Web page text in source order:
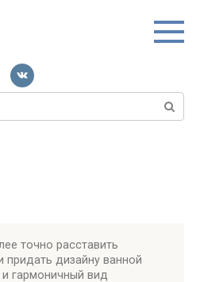
точно расставить
придать дизайну ванной
гармоничный вид